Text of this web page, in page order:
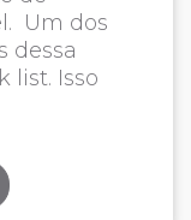
Um dos
dessa
list. Isso